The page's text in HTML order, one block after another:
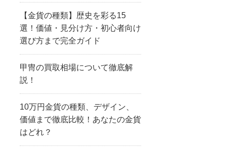
【金貨の種類】歴史を彩る15
選！価値・見分け方・初心者向け
選び方まで完全ガイド
甲冑の買取相場について徹底解
説！
10万円金貨の種類、デザイン、
価値まで徹底比較！あなたの金貨
はどれ？